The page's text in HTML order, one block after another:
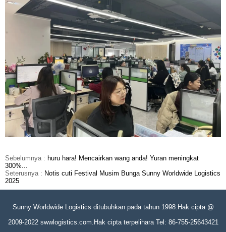
Sebelumnya : huru hara! Mencairkan wang anda! Yuran meningkat
300%...
Seterusnya : Notis cuti Festival Musim Bunga Sunny Worldwide Logistics
2025
Sunny Worldwide Logistics ditubuhkan pada tahun 1998.Hak cipta @
2009-2022 swwlogistics.com.Hak cipta terpelihara Tel: 86-755-25643421